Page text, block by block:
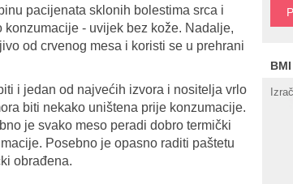
pacijenata sklonih bolestima srca i
- uvijek bez kože. Nadalje,
od crvenog mesa i koristi se u prehrani
i jedan od najvećih izvora i nositelja vrlo
biti nekako uništena prije konzumacije.
je svako meso peradi dobro termički
Posebno je opasno raditi paštetu
obrađena.